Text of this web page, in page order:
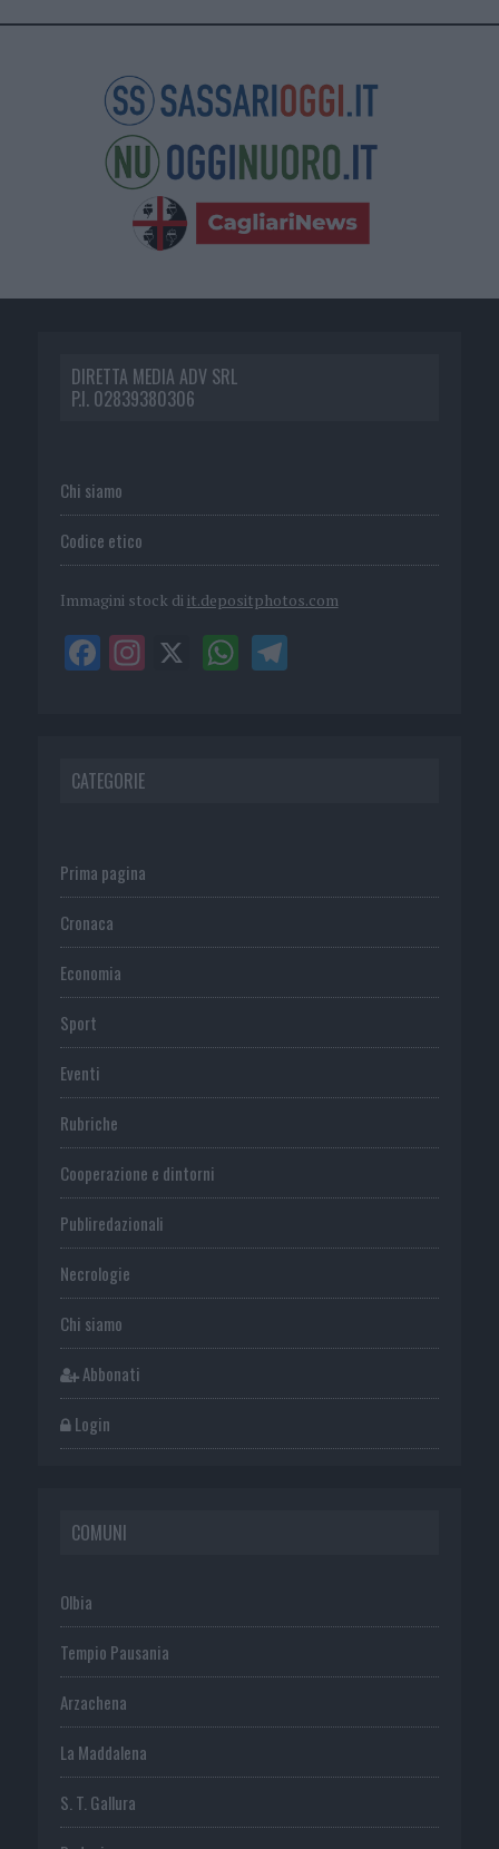
DIRETTA MEDIA ADV SRL
P.I. 02839380306
Chi siamo
Codice etico
Immagini stock di it.depositphotos.com
CATEGORIE
Prima pagina
Cronaca
Economia
Sport
Eventi
Rubriche
Cooperazione e dintorni
Publiredazionali
Necrologie
Chi siamo
Abbonati
Login
COMUNI
Olbia
Tempio Pausania
Arzachena
La Maddalena
S. T. Gallura